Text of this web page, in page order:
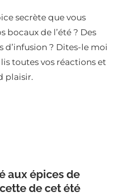
secrète que vous
bocaux de l’été ? Des
d’infusion ? Dites-le moi
toutes vos réactions et
plaisir.
aux épices de
de cet été